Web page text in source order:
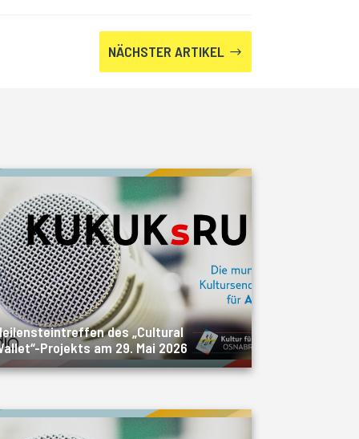
NÄCHSTER ARTIKEL $
des „Cultural
Projekts am 29. Mai 2026